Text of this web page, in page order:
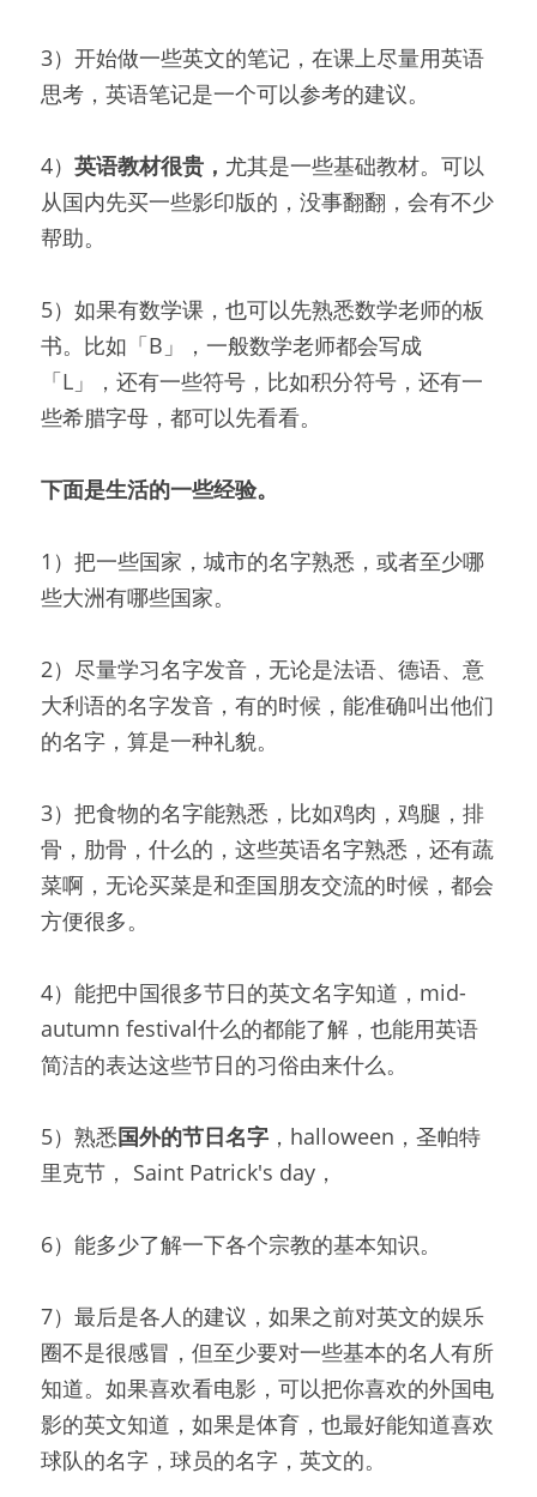
3）开始做一些英文的笔记，在课上尽量用英语
思考，英语笔记是一个可以参考的建议。
4） 英语教材很贵， 尤其是一些基础教材。可以
从国内先买一些影印版的，没事翻翻，会有不少
帮助。
5）如果有数学课，也可以先熟悉数学老师的板
书。比如「B」，一般数学老师都会写成
「L」，还有一些符号，比如积分符号，还有一
些希腊字母，都可以先看看。
下面是生活的一些经验。
1）把一些国家，城市的名字熟悉，或者至少哪
些大洲有哪些国家。
2）尽量学习名字发音，无论是法语、德语、意
大利语的名字发音，有的时候，能准确叫出他们
的名字，算是一种礼貌。
3）把食物的名字能熟悉，比如鸡肉，鸡腿，排
骨，肋骨，什么的，这些英语名字熟悉，还有蔬
菜啊，无论买菜是和歪国朋友交流的时候，都会
方便很多。
4）能把中国很多节日的英文名字知道，mid-
autumn festival什么的都能了解，也能用英语
简洁的表达这些节日的习俗由来什么。
5）熟悉国外的节日名字 ，halloween，圣帕特
里克节， Saint Patrick's day，
6）能多少了解一下各个宗教的基本知识。
7）最后是各人的建议，如果之前对英文的娱乐
圈不是很感冒，但至少要对一些基本的名人有所
知道。如果喜欢看电影，可以把你喜欢的外国电
影的英文知道，如果是体育，也最好能知道喜欢
球队的名字，球员的名字，英文的。